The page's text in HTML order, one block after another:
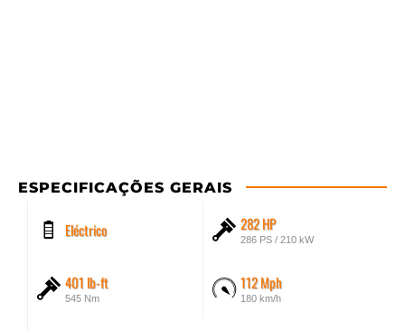
ESPECIFICAÇÕES GERAIS
Eléctrico 282 HP
286 PS / 210 kW
401 lb-ft
545 Nm
112 Mph
180 km/h